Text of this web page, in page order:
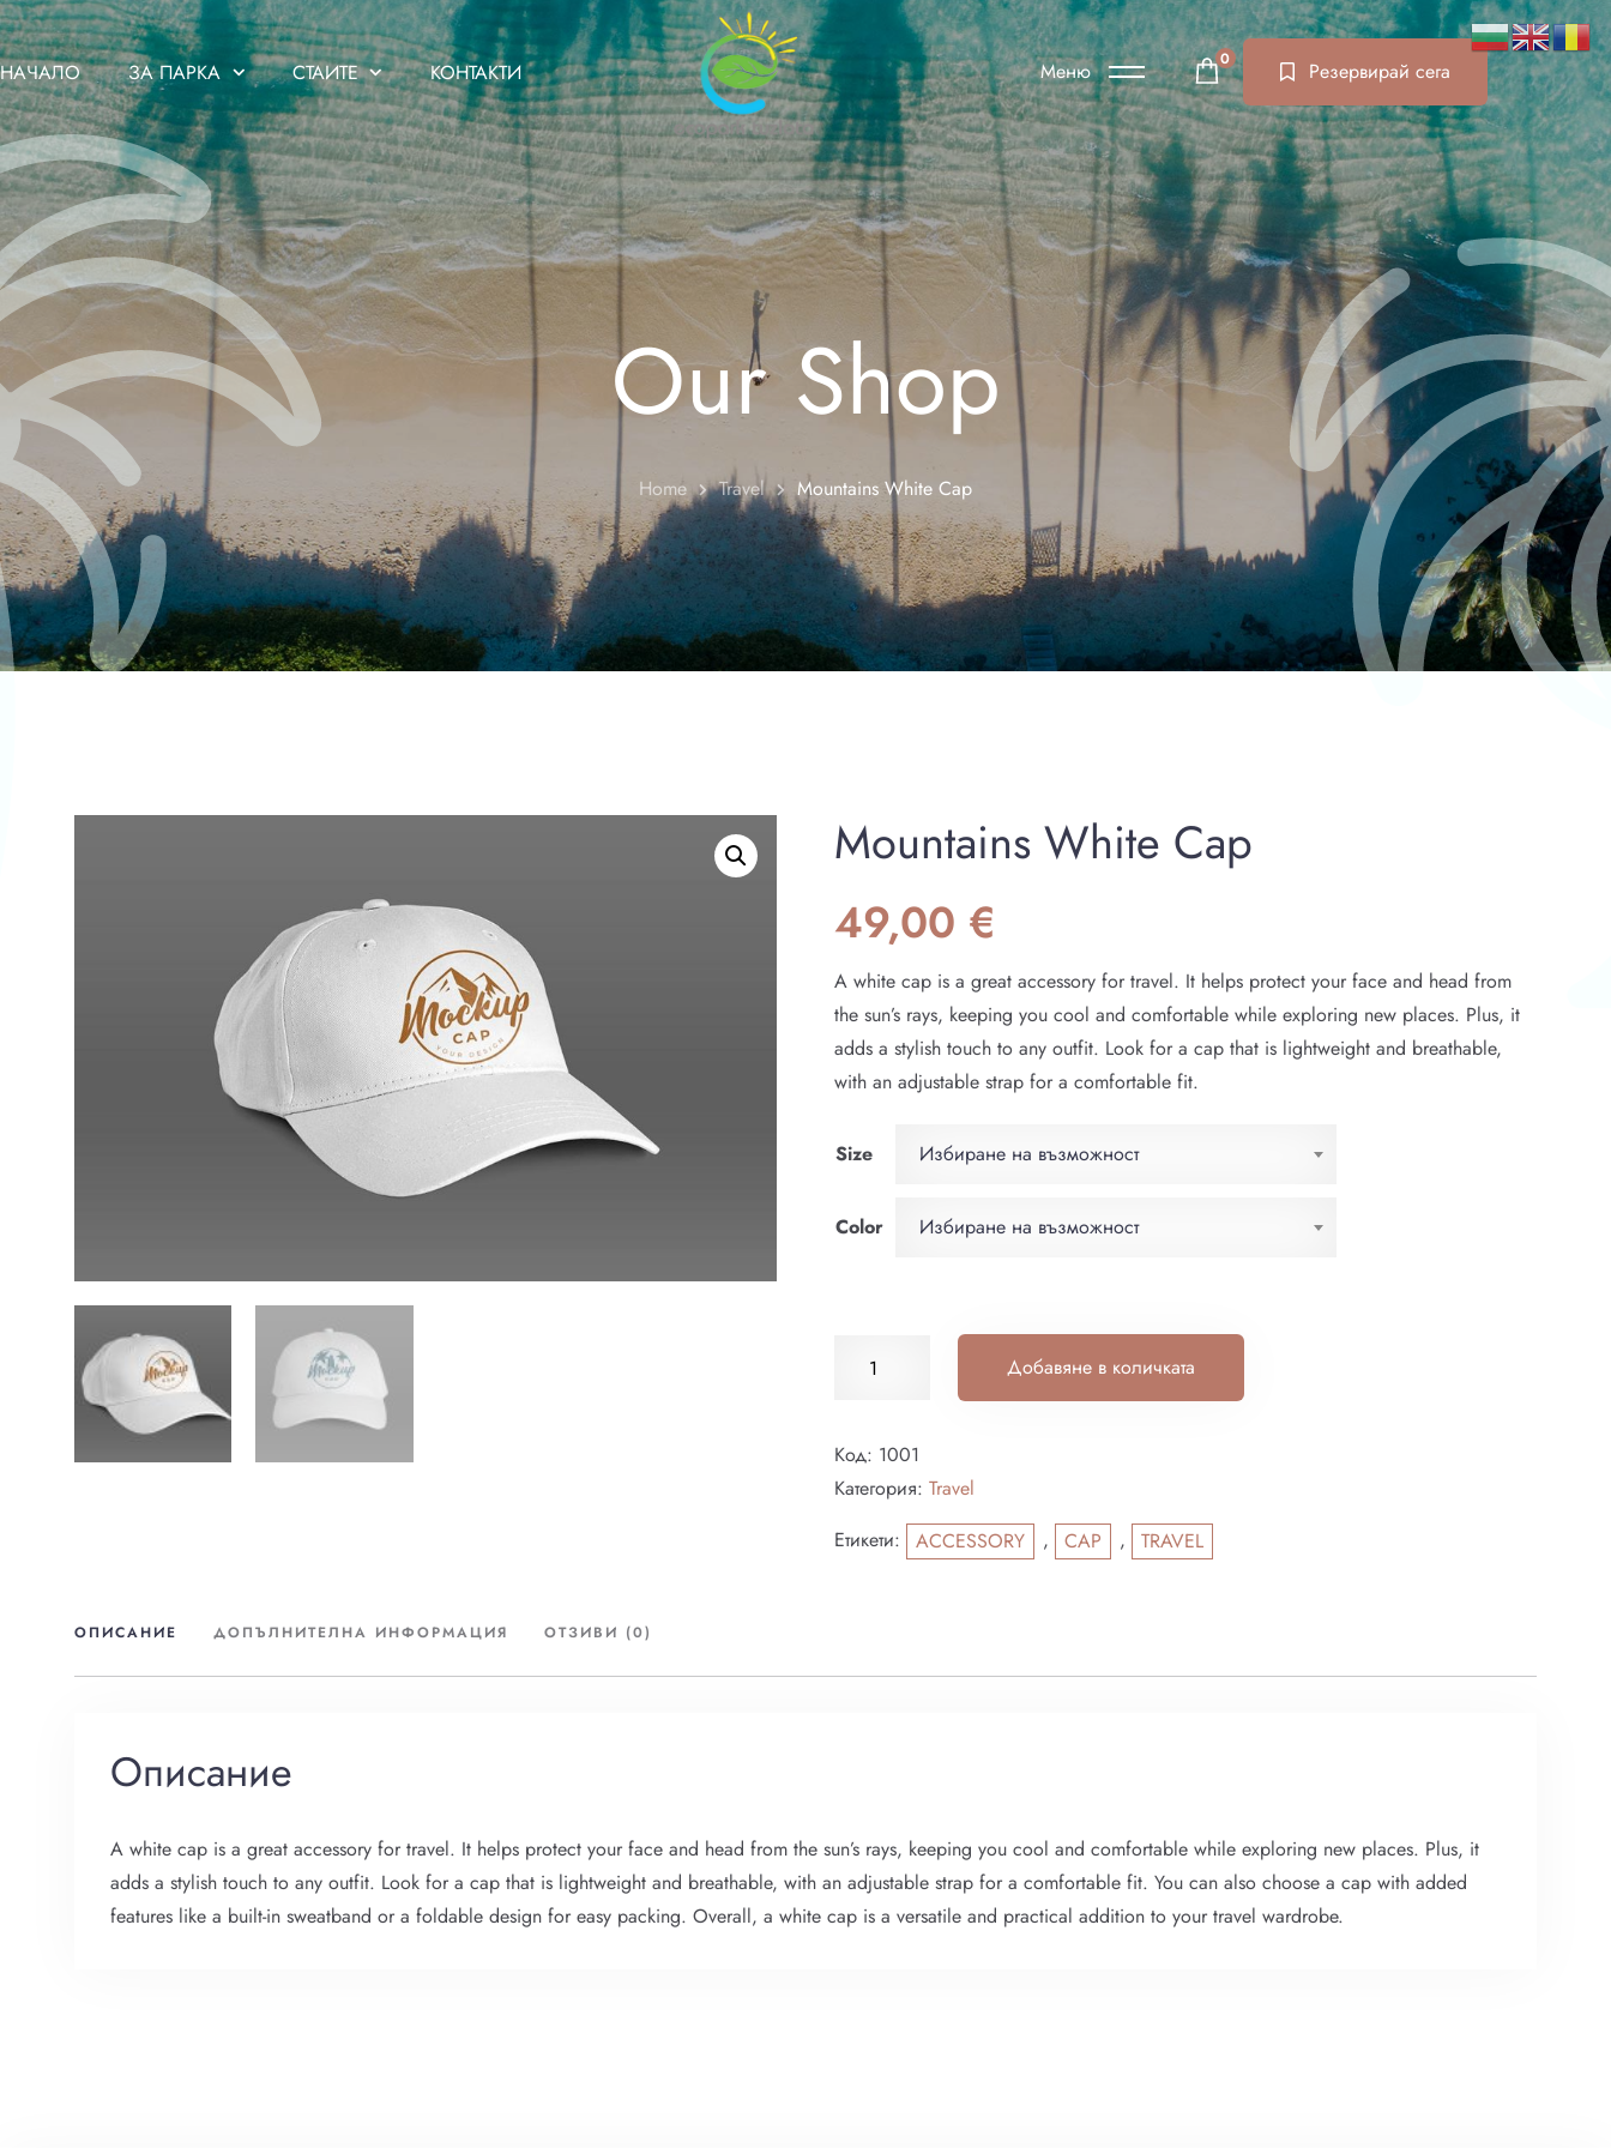
НАЧАЛО ЗА ПАРКА СТАИТЕ КОНТАКТИ Меню 0 Резервирай сега
Our Shop
Home Travel Mountains White Cap
Mountains White Cap
49,00 €
A white cap is a great accessory for travel. It helps protect your face and head from
the sun’s rays, keeping you cool and comfortable while exploring new places. Plus, it
adds a stylish touch to any outfit. Look for a cap that is lightweight and breathable,
with an adjustable strap for a comfortable fit.
Size Избиране на възможност
Color Избиране на възможност
Добавяне в количката
Код: 1001
Категория:Travel
Етикети:
ACCESSORY , CAP , TRAVEL
ОПИСАНИЕ ДОПЪЛНИТЕЛНА ИНФОРМАЦИЯ ОТЗИВИ (0)
Описание
A white cap is a great accessory for travel. It helps protect your face and head from the sun’s rays, keeping you cool and comfortable while exploring new places. Plus, it
adds a stylish touch to any outfit. Look for a cap that is lightweight and breathable, with an adjustable strap for a comfortable fit. You can also choose a cap with added
features like a built-in sweatband or a foldable design for easy packing. Overall, a white cap is a versatile and practical addition to your travel wardrobe.